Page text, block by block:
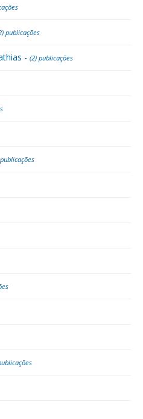
publicações
- (2) publicações